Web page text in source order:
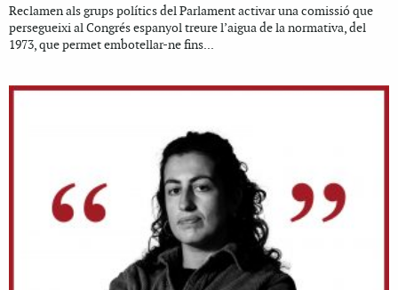
Reclamen als grups polítics del Parlament activar una comissió que
persegueixi al Congrés espanyol treure l’aigua de la normativa, del
1973, que permet embotellar-ne fins...